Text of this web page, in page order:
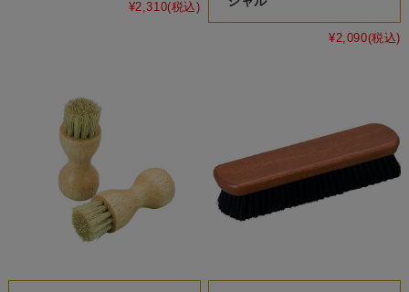
¥2,310(税込)
¥2,090(税込)